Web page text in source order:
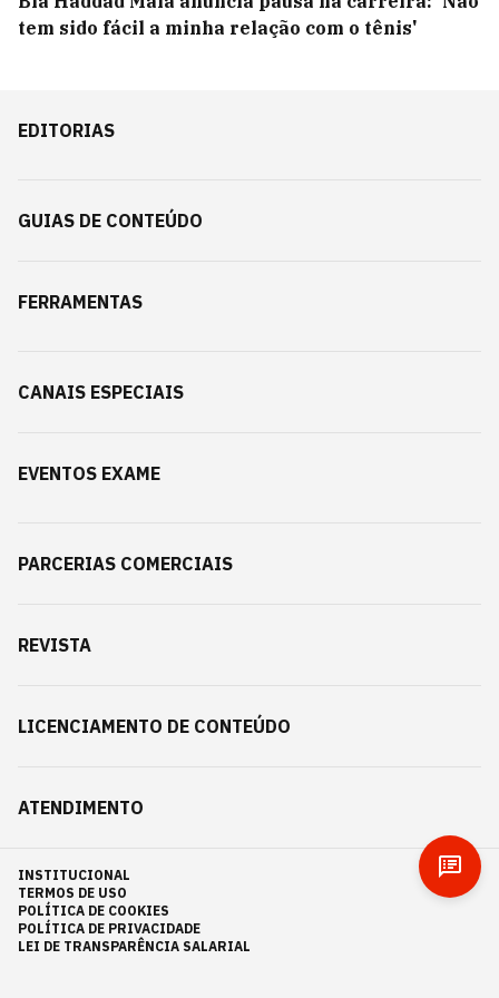
tem sido fácil a minha relação com o tênis'
EDITORIAS
GUIAS DE CONTEÚDO
FERRAMENTAS
CANAIS ESPECIAIS
EVENTOS EXAME
PARCERIAS COMERCIAIS
REVISTA
LICENCIAMENTO DE CONTEÚDO
ATENDIMENTO
INSTITUCIONAL
TERMOS DE USO
POLÍTICA DE COOKIES
POLÍTICA DE PRIVACIDADE
LEI DE TRANSPARÊNCIA SALARIAL